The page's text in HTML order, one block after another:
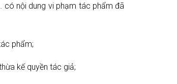
có nội dung vi phạm tác phẩm đã
phẩm;
kế quyền tác giả;